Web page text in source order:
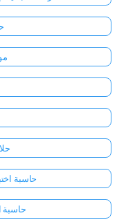
حاسبة
حاسبة